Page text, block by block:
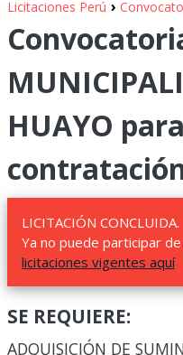
Licitaciones Perú ›
HUAYO
LICITACIÓN CONCLUIDA.
Ya no puede participar
licitaciones vigentes aquí
SE REQUIERE:
ADQUISICIÓN DE